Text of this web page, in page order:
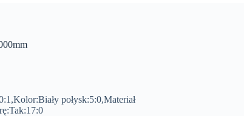
połysk:5:0,Materiał